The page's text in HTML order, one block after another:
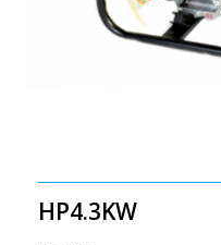
HP4.3KW